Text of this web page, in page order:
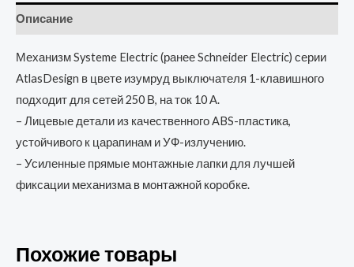
Описание
Механизм Systeme Electric (ранее Schneider Electric) серии
AtlasDesign в цвете изумруд выключателя 1-клавишного
подходит для сетей 250 В, на ток 10 А.
– Лицевые детали из качественного ABS-пластика,
устойчивого к царапинам и УФ-излучению.
– Усиленные прямые монтажные лапки для лучшей
фиксации механизма в монтажной коробке.
Похожие товары